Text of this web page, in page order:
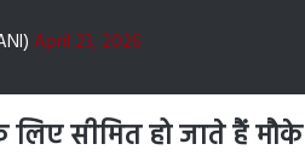
April 23, 2026
लिए सीमित हो जाते हैं मौके